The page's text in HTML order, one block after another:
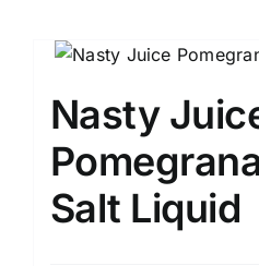
Nasty
Salt Liquid